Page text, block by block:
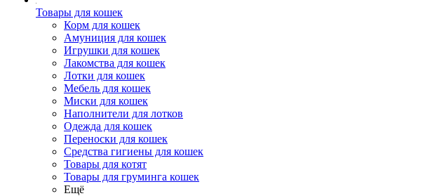
Товары для кошек
Корм для кошек
Амуниция для кошек
Игрушки для кошек
Лакомства для кошек
Лотки для кошек
Мебель для кошек
Миски для кошек
Наполнители для лотков
Одежда для кошек
Переноски для кошек
Средства гигиены для кошек
Товары для котят
Товары для груминга кошек
Ещё